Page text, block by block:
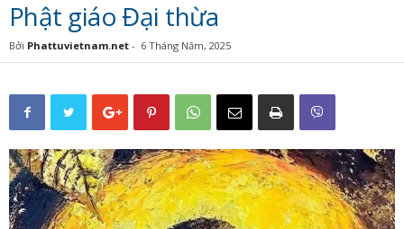
Phật giáo Đại thừa
Bởi Phattuvietnam.net - 6 Tháng Năm, 2025